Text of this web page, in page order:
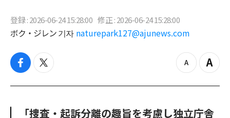
登録 : 2026-06-24 15:28:00 修正 : 2026-06-24 15:28:00
ボク・ジレン 기자 naturepark127@ajunews.com
f
c
t
i
t
e
z
o
u
Z
o
n
「捜査・起訴分離の趣旨を考慮し独立庁舎